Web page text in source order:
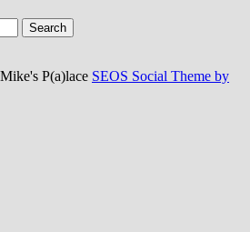
P(a)lace SEOS Social Theme by